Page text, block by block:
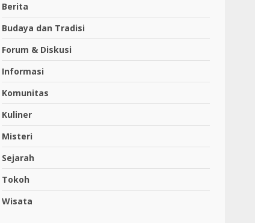
Berita
Budaya dan Tradisi
Forum & Diskusi
Informasi
Komunitas
Kuliner
Misteri
Sejarah
Tokoh
Wisata